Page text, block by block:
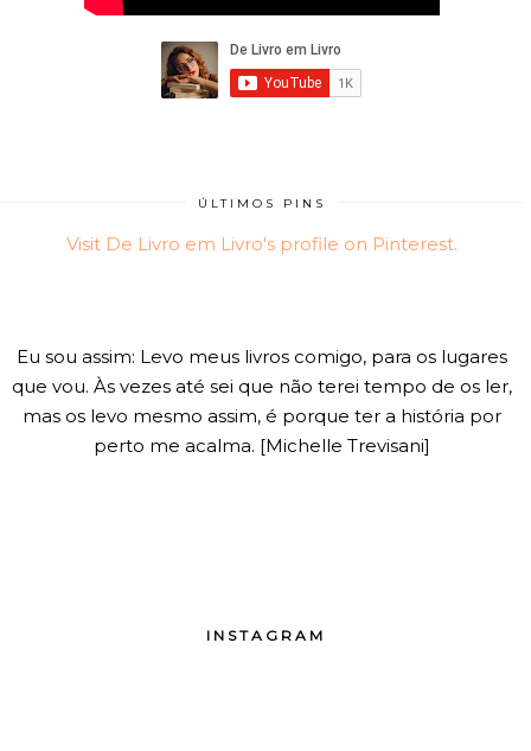
ÚLTIMOS PINS
Visit De Livro em Livro's profile on Pinterest.
Eu sou assim: Levo meus livros comigo, para os lugares
que vou. Às vezes até sei que não terei tempo de os ler,
mas os levo mesmo assim, é porque ter a história por
perto me acalma. [Michelle Trevisani]
INSTAGRAM